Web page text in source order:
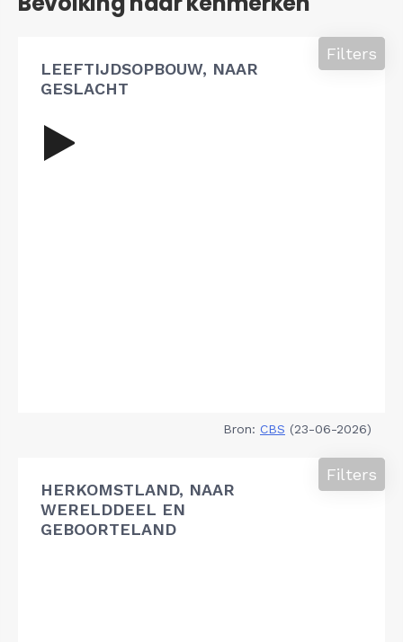
LEEFTIJDSOPBOUW, NAAR
GESLACHT
Filters
Bron: CBS (23-06-2026)
HERKOMSTLAND, NAAR
WERELDDEEL EN
GEBOORTELAND
Filters